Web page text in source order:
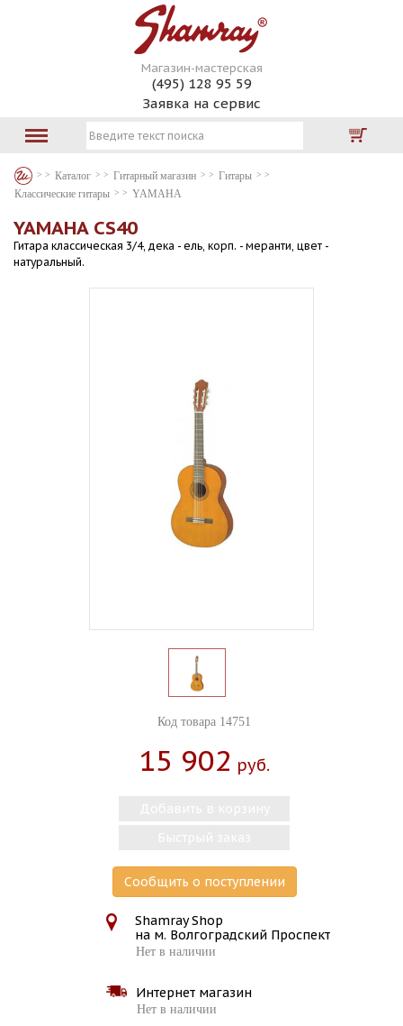
Магазин-мастерская
(495) 128 95 59
Заявка на сервис
Каталог Гитарный магазин
Гитары
Классические гитары
YAMAHA
YAMAHA CS40
Гитара классическая 3/4, дека - ель, корп. - меранти, цвет -
натуральный.
Код товара 14751
15 902 Руб.
Сообщить о поступлении
Shamray Shop
на м. Волгоградский Проспект
Нет в наличии
Интернет магазин
Нет в наличии